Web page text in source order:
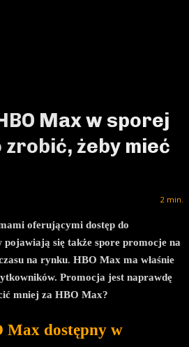
Max w sporej
zrobić, żeby mieć
2 min.
oferującymi dostęp do
się także spore promocje na
na rynku. HBO Max ma właśnie
Promocja jest naprawdę
mniej za HBO Max?
Max dostępny w